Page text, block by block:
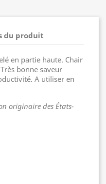
du produit
en partie haute. Chair
bonne saveur
A utiliser en
originaire des États-